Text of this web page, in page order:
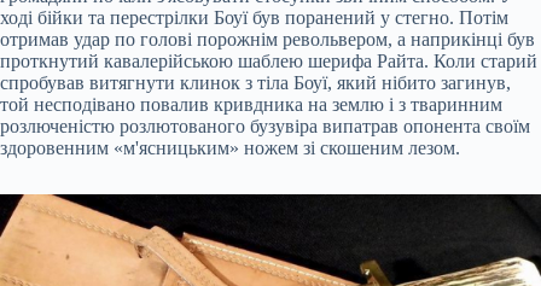
ході бійки та перестрілки Боуї був поранений у стегно. Потім
отримав удар по голові порожнім револьвером, а наприкінці був
проткнутий кавалерійською шаблею шерифа Райта. Коли старий
спробував витягнути клинок з тіла Боуї, який нібито загинув,
той несподівано повалив кривдника на землю і з тваринним
розлюченістю розлютованого бузувіра випатрав опонента своїм
здоровенним «м'ясницьким» ножем зі скошеним лезом.